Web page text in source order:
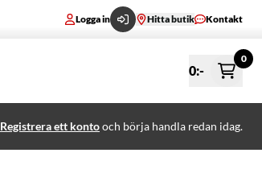
Logga in Hitta butik Kontakt
0:-
0
Registrera ett kontooch börja handla redan idag.